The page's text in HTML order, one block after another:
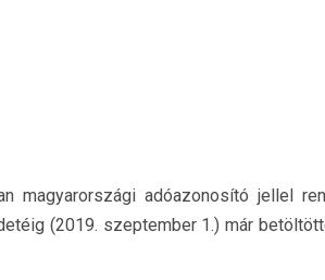
magyarországi adóazonosító jellel
(2019. szeptember 1.) már